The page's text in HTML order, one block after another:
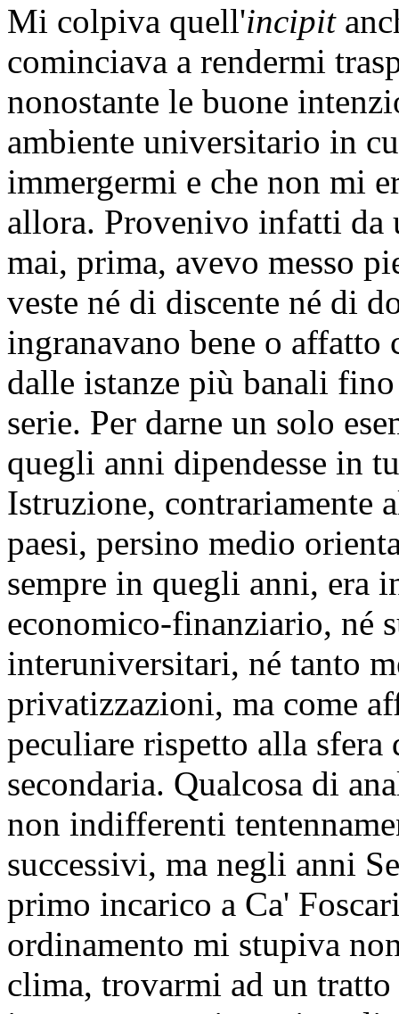
Mi colpiva quell'incipit
cominciava a rendermi
nonostante le buone
ambiente universitario in
immergermi e che non mi
allora. Provenivo infatti
mai, prima, avevo messo
veste né di discente né di
ingranavano bene o affatto
dalle istanze più banali
serie. Per darne un solo
quegli anni dipendesse in
Istruzione,
paesi, persino medio
sempre in quegli anni, era
economico-finanziario, né
interuniversitari, né tanto
privatizzazioni, ma come
peculiare rispetto alla
secondaria. Qualcosa di
non indifferenti
successivi, ma negli anni
primo incarico a Ca'
ordinamento mi stupiva
clima, trovarmi ad un